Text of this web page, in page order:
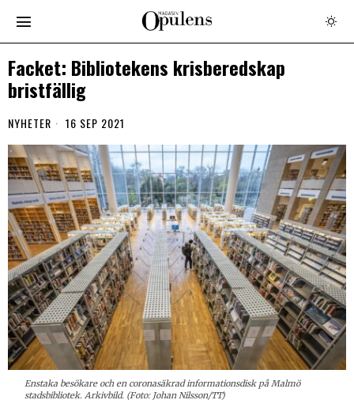
Facket: Bibliotekens krisberedskap
bristfällig
NYHETER 16 SEP 2021
Enstaka besökare och en coronasäkrad informationsdisk på Malmö
stadsbibliotek. Arkivbild. (Foto: Johan Nilsson/TT)